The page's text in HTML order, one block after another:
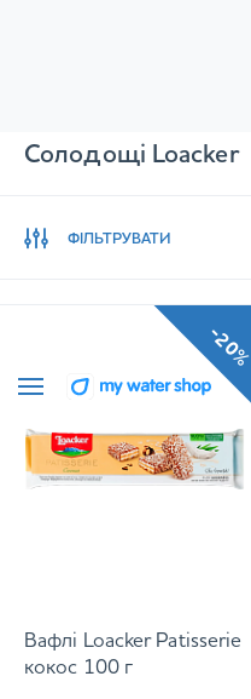
Солодощі Loacker
ФІЛЬТРУВАТИ
Вафлі Loacker Patisserie
кокос 100 г
-20%